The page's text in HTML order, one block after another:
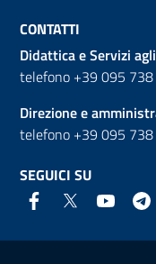
CONTATTI
Didattica e Servizi
telefono +39 095
Direzione e
telefono +39 095
SEGUICI SU
Link e